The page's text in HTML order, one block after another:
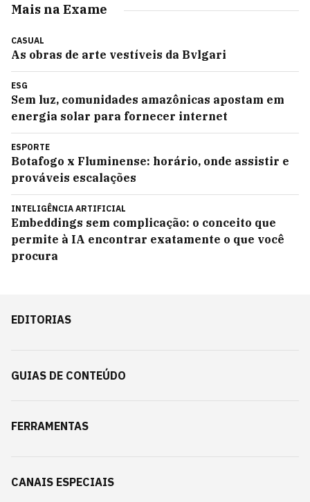
Mais na Exame
CASUAL
As obras de arte vestíveis da Bvlgari
ESG
Sem luz, comunidades amazônicas apostam em
energia solar para fornecer internet
ESPORTE
Botafogo x Fluminense: horário, onde assistir e
prováveis escalações
INTELIGÊNCIA ARTIFICIAL
Embeddings sem complicação: o conceito que
permite à IA encontrar exatamente o que você
procura
EDITORIAS
GUIAS DE CONTEÚDO
FERRAMENTAS
CANAIS ESPECIAIS